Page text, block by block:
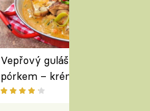
Vepřový guláš s houbami a
pórkem – krémový a voňavý
pokrm z jednoho hrnce